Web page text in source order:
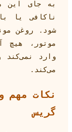
به جای این
ناکافی یا
موتور، هیچ
وارد نمی‌کند
می‌کند.
نکات مهم
گریس